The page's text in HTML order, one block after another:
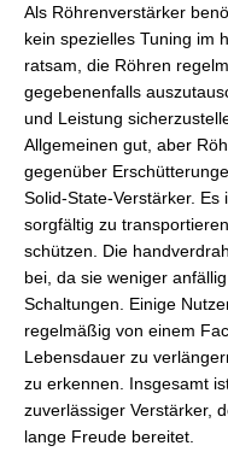
Als Röhrenverstärker
kein spezielles Tuning im
ratsam, die Röhren
gegebenenfalls
und Leistung
Allgemeinen gut, aber
gegenüber
Solid-State-Verstärker.
sorgfältig zu
schützen. Die
bei, da sie weniger
Schaltungen. Einige
regelmäßig von einem
Lebensdauer zu
zu erkennen. Insgesamt
zuverlässiger Verstärker,
lange Freude bereitet.